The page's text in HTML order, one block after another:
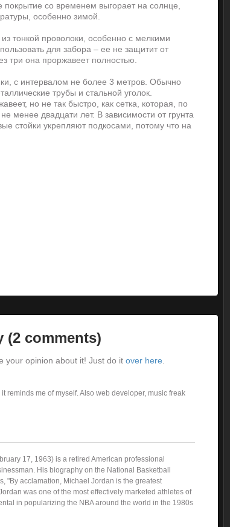
покрытие со временем выгорает на солнце,
особенно зимой.
тонкой проволоки, особенно с мелкими
для забора – ее не защитит от
три она проржавеет полностью.
с интервалом не более 3 метров. Обычно
трубы и стальной уголок.
но не так быстро, как сетка, которая, по
менее двадцати лет. В зависимости от грунта
стойки укрепляют подкосами, потому что на
(2 comments)
your opinion about it! Just do it over here
reminds me of myself. Also web developer, music freak
17, 1963) is a retired American professional
His biography on the National Basketball
"By acclamation, Michael Jordan is the greatest
was one of the most effectively marketed athletes of
in popularizing the NBA around the world in the 1980s